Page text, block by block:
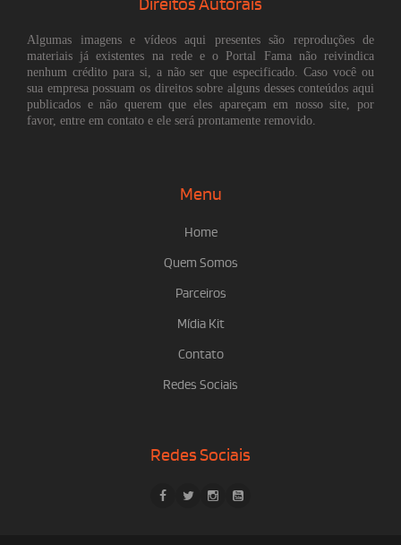
Direitos Autorais
Algumas imagens e vídeos aqui presentes são reproduções de
materiais já existentes na rede e o Portal Fama não reivindica
nenhum crédito para si, a não ser que especificado. Caso você ou
sua empresa possuam os direitos sobre alguns desses conteúdos aqui
publicados e não querem que eles apareçam em nosso site, por
favor, entre em contato e ele será prontamente removido.
Menu
Home
Quem Somos
Parceiros
Mídia Kit
Contato
Redes Sociais
Redes Sociais